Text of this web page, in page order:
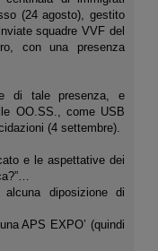
(24 agosto), gestito
squadre VVF del
con una presenza
di tale presenza, e
OO.SS., come USB
(4 settembre).
e le aspettative dei
diposizione di
APS EXPO’ (quindi